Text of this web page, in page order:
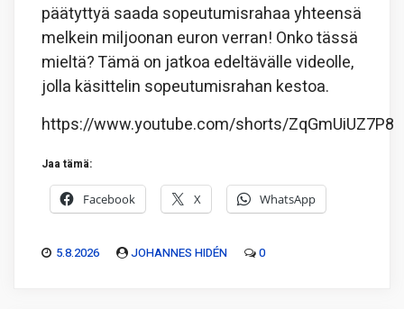
päätyttyä saada sopeutumisrahaa yhteensä
melkein miljoonan euron verran! Onko tässä
mieltä? Tämä on jatkoa edeltävälle videolle,
jolla käsittelin sopeutumisrahan kestoa.
https://www.youtube.com/shorts/ZqGmUiUZ7P8
Jaa tämä:
Facebook X WhatsApp
5.8.2026 JOHANNES HIDÉN 0